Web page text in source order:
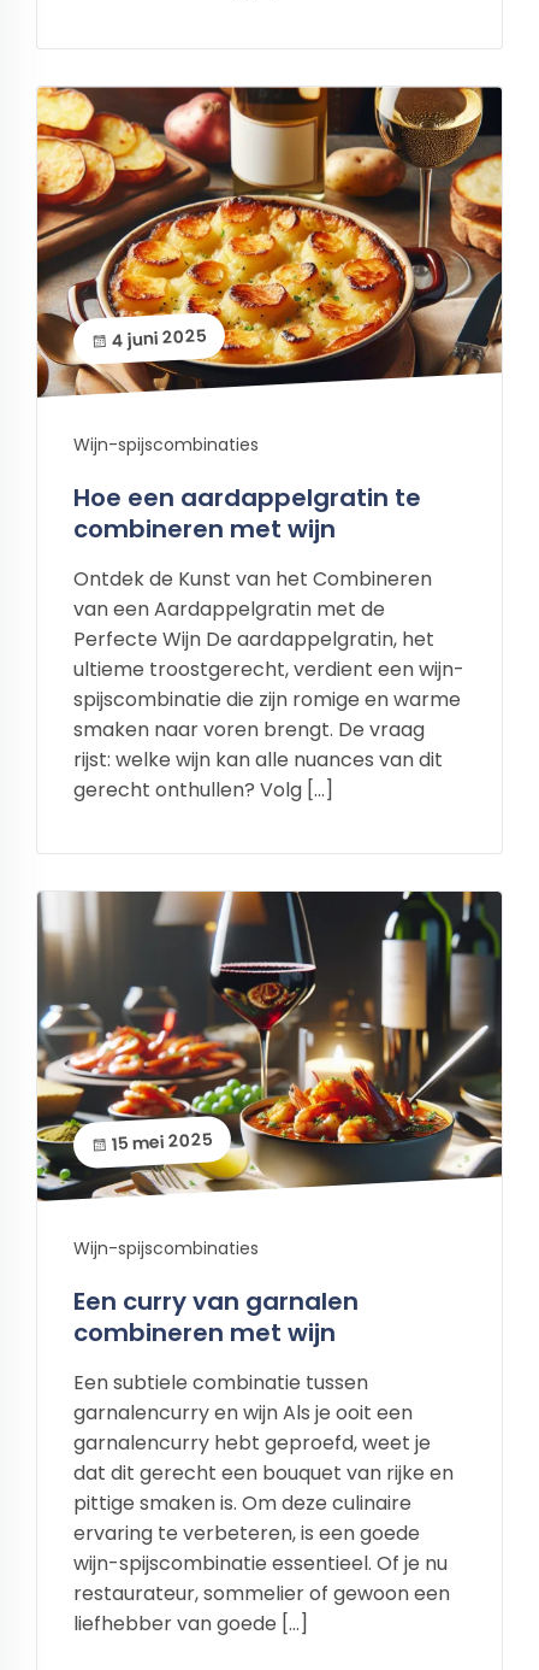
4 juni 2025
Wijn-spijscombinaties
Hoe een aardappelgratin te
combineren met wijn
Ontdek de Kunst van het Combineren
van een Aardappelgratin met de
Perfecte Wijn De aardappelgratin, het
ultieme troostgerecht, verdient een wijn-
spijscombinatie die zijn romige en warme
smaken naar voren brengt. De vraag
rijst: welke wijn kan alle nuances van dit
gerecht onthullen? Volg […]
15 mei 2025
Wijn-spijscombinaties
Een curry van garnalen
combineren met wijn
Een subtiele combinatie tussen
garnalencurry en wijn Als je ooit een
garnalencurry hebt geproefd, weet je
dat dit gerecht een bouquet van rijke en
pittige smaken is. Om deze culinaire
ervaring te verbeteren, is een goede
wijn-spijscombinatie essentieel. Of je nu
restaurateur, sommelier of gewoon een
liefhebber van goede […]